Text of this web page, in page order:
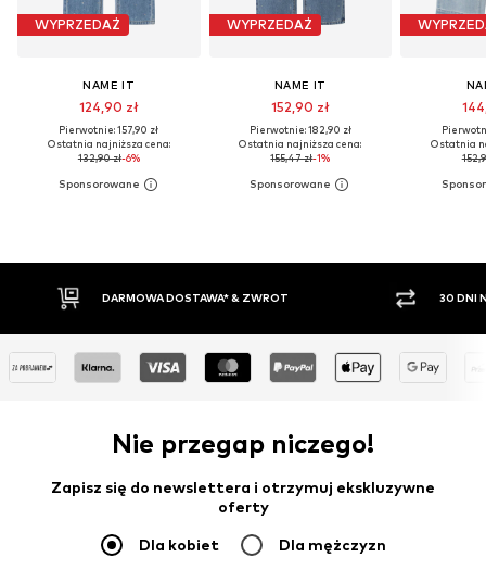
WYPRZEDAŻ
NAME IT
124,90 zł
Pierwotnie: 157,90 zł
Ostatnia najniższa cena:
132,90 zł-6%
WYPRZEDAŻ
NAME IT
152,90 zł
Pierwotnie: 182,90 zł
Ostatnia najniższa cena:
155,47 zł-1%
Ostatnia
30 DNI NA ZWROT TOWARU
Nie przegap niczego!
Zapisz się do newslettera i otrzymuj ekskluzywne
oferty
Dla kobiet Dla mężczyzn